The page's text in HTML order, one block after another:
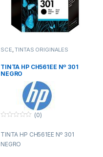
SCE,TINTAS ORIGINALES
TINTA HP CH561EE Nº 301
NEGRO
u
r
(0)
TINTA HP CH561EE Nº 301
NEGRO